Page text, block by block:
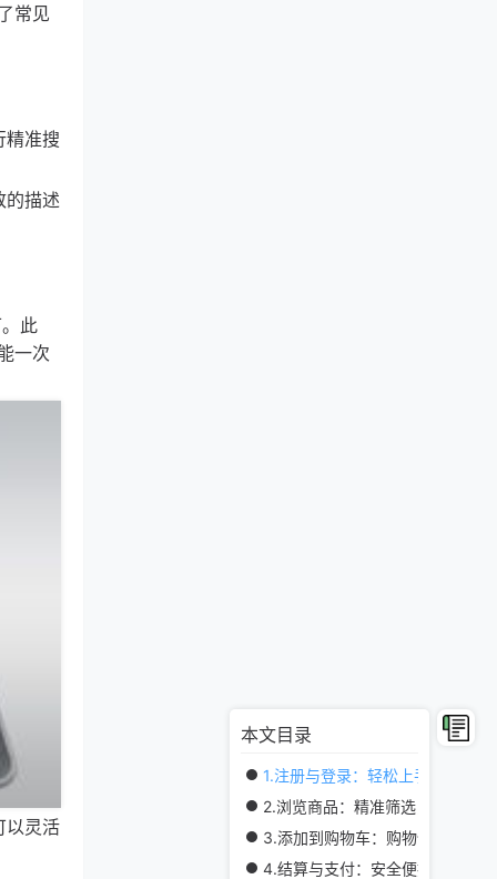
本文目录
1.注册与登录：轻松上手
2.浏览商品：精准筛选，找到心
3.添加到购物车：购物体验更顺畅
4.结算与支付：安全便捷
常见
精准搜
的描述
此
一次
以灵活